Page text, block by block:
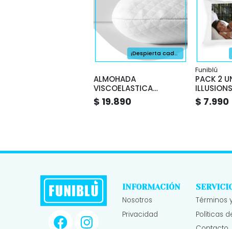
¡Despierta cada día con el descanso que mereces!
ALMOHADA
VISCOELASTICA
ILLUSIONS
$ 19.890
Funiblú
PACK 2
$ 7.990
INFORMACIÓN
Nosotros
Privacidad
Términos
Políticas